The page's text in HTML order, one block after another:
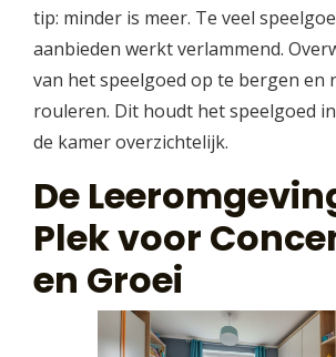
tip: minder is meer. Te veel
aanbieden werkt verlammend.
van het speelgoed op te bergen en
rouleren. Dit houdt het speelgoed
de kamer overzichtelijk.
De
Plek voor
en Groei